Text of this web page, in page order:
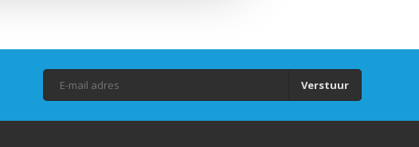
Verstuur